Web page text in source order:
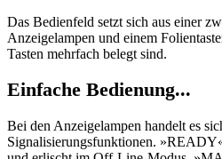
Das Bedienfeld setzt sich aus einer
Anzeigelampen und einem
Tasten mehrfach belegt sind.
Einfache Bedienung...
Bei den Anzeigelampen handelt es
Signalisierungsfunktionen.